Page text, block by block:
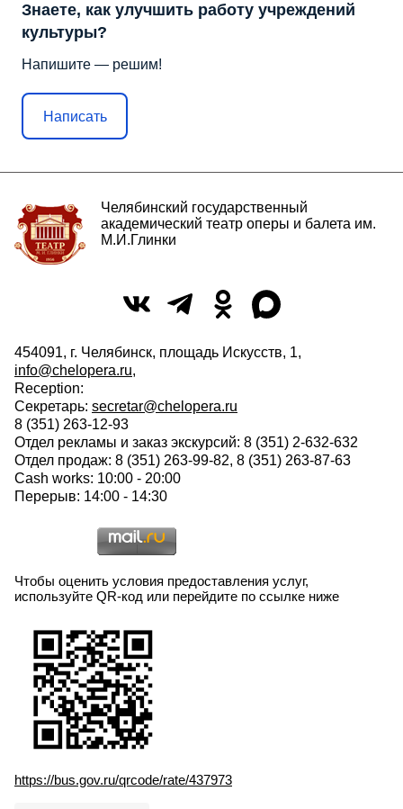
Знаете, как улучшить работу учреждений
культуры?
Напишите — решим!
Написать
Челябинский государственный
академический театр оперы и балета им.
М.И.Глинки
454091, г. Челябинск, площадь Искусств, 1,
info@chelopera.ru,
Reception:
Секретарь: secretar@chelopera.ru
8 (351) 263-12-93
Отдел рекламы и заказ экскурсий: 8 (351) 2-632-632
Отдел продаж: 8 (351) 263-99-82, 8 (351) 263-87-63
Cash works: 10:00 - 20:00
Перерыв: 14:00 - 14:30
Чтобы оценить условия предоставления услуг,
используйте QR-код или перейдите по ссылке ниже
https://bus.gov.ru/qrcode/rate/437973